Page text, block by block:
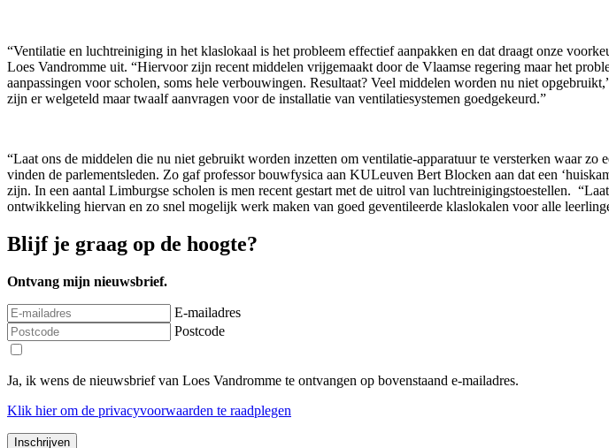
“Ventilatie en luchtreiniging in het klaslokaal is het probleem effectief aanpakken en dat draagt onze
Loes Vandromme uit. “Hiervoor zijn recent middelen vrijgemaakt door de Vlaamse regering maar het
aanpassingen voor scholen, soms hele verbouwingen. Resultaat? Veel middelen worden nu niet
zijn er welgeteld maar twaalf aanvragen voor de installatie van ventilatiesystemen goedgekeurd.”
“Laat ons de middelen die nu niet gebruikt worden inzetten om ventilatie-apparatuur te versterken waar
vinden de parlementsleden. Zo gaf professor bouwfysica aan KULeuven Bert Blocken aan dat een
zijn. In een aantal Limburgse scholen is men recent gestart met de uitrol van luchtreinigingstoestellen.
ontwikkeling hiervan en zo snel mogelijk werk maken van goed geventileerde klaslokalen voor alle
Blijf je graag op de hoogte?
Ontvang mijn nieuwsbrief.
E-mailadres
Postcode
Ja, ik wens de nieuwsbrief van Loes Vandromme te ontvangen op bovenstaand e-mailadres.
Klik hierom de privacyvoorwaarden te raadplegen